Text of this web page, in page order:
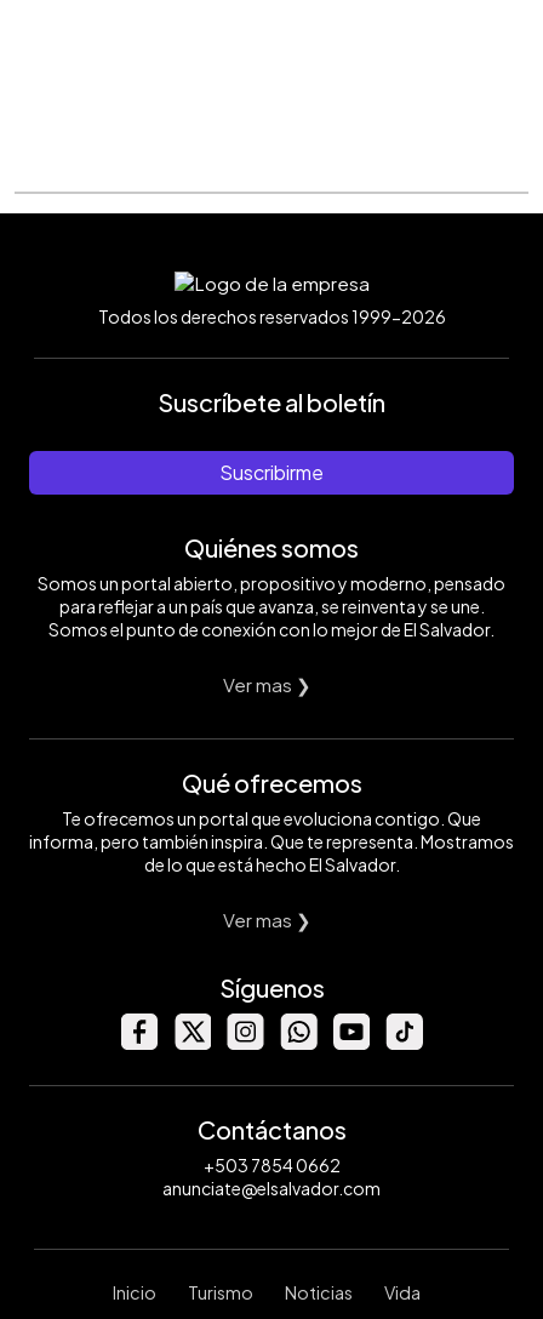
Todos los derechos reservados 1999-2026
Suscríbete al boletín
Suscribirme
Quiénes somos
Somos un portal abierto, propositivo y moderno, pensado
para reflejar a un país que avanza, se reinventa y se une.
Somos el punto de conexión con lo mejor de El Salvador.
Ver mas ❯
Qué ofrecemos
Te ofrecemos un portal que evoluciona contigo. Que
informa, pero también inspira. Que te representa. Mostramos
de lo que está hecho El Salvador.
Ver mas ❯
Síguenos
Contáctanos
+503 7854 0662
anunciate@elsalvador.com
Inicio Turismo Noticias Vida